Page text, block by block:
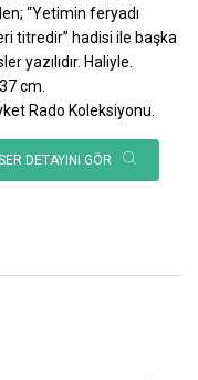
“Yetimin feryadı
titredir” hadisi ile başka
yazılıdır. Haliyle.
cm.
Rado Koleksiyonu.
DETAYINI GÖR